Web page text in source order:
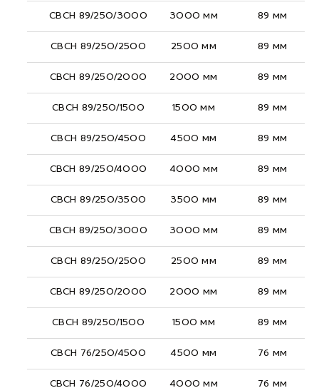
СВСН 89/250/3000 3000 мм 89 мм
СВСН 89/250/2500 2500 мм 89 мм
СВСН 89/250/2000 2000 мм 89 мм
СВСН 89/250/1500 1500 мм 89 мм
СВСН 89/250/4500 4500 мм 89 мм
СВСН 89/250/4000 4000 мм 89 мм
СВСН 89/250/3500 3500 мм 89 мм
СВСН 89/250/3000 3000 мм 89 мм
СВСН 89/250/2500 2500 мм 89 мм
СВСН 89/250/2000 2000 мм 89 мм
СВСН 89/250/1500 1500 мм 89 мм
СВСН 76/250/4500 4500 мм 76 мм
СВСН 76/250/4000 4000 мм 76 мм